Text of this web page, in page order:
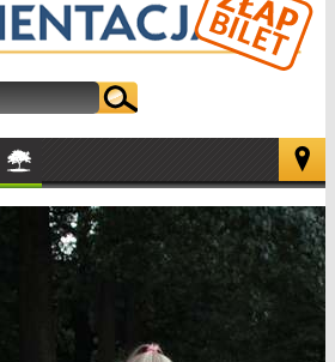
Inne
plenerze